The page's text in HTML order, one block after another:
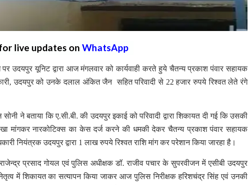
live updates on WhatsApp
उदयपुर यूनिट द्वारा आज मंगलवार को कार्यवाही करते हुये चैतन्य प्रकाश पंवार सहायक
उदयपुर को उनके दलाल अंकित जैन सहित परिवादी से 22 हजार रुपये रिश्वत लेते रंगे
ने बताया कि ए.सी.बी. की उदयपुर इकाई को परिवादी द्वारा शिकायत दी गई कि उसकी
मांगकर नारकोटिक्स का केस दर्ज करने की धमकी देकर चैतन्य प्रकाश पंवार सहायक
नियंत्रक उदयपुर द्वारा 1 लाख रुपये रिश्वत राशि मांग कर परेशान किया जारहा है।
प्रसाद गोयल एवं पुलिस अधीक्षक डॉ. राजीव पचार के सुपरवीजन में एसीबी उदयपुर
में शिकायत का सत्यापन किया जाकर आज पुलिस निरीक्षक हरिशचंद्र सिंह एवं उनकी